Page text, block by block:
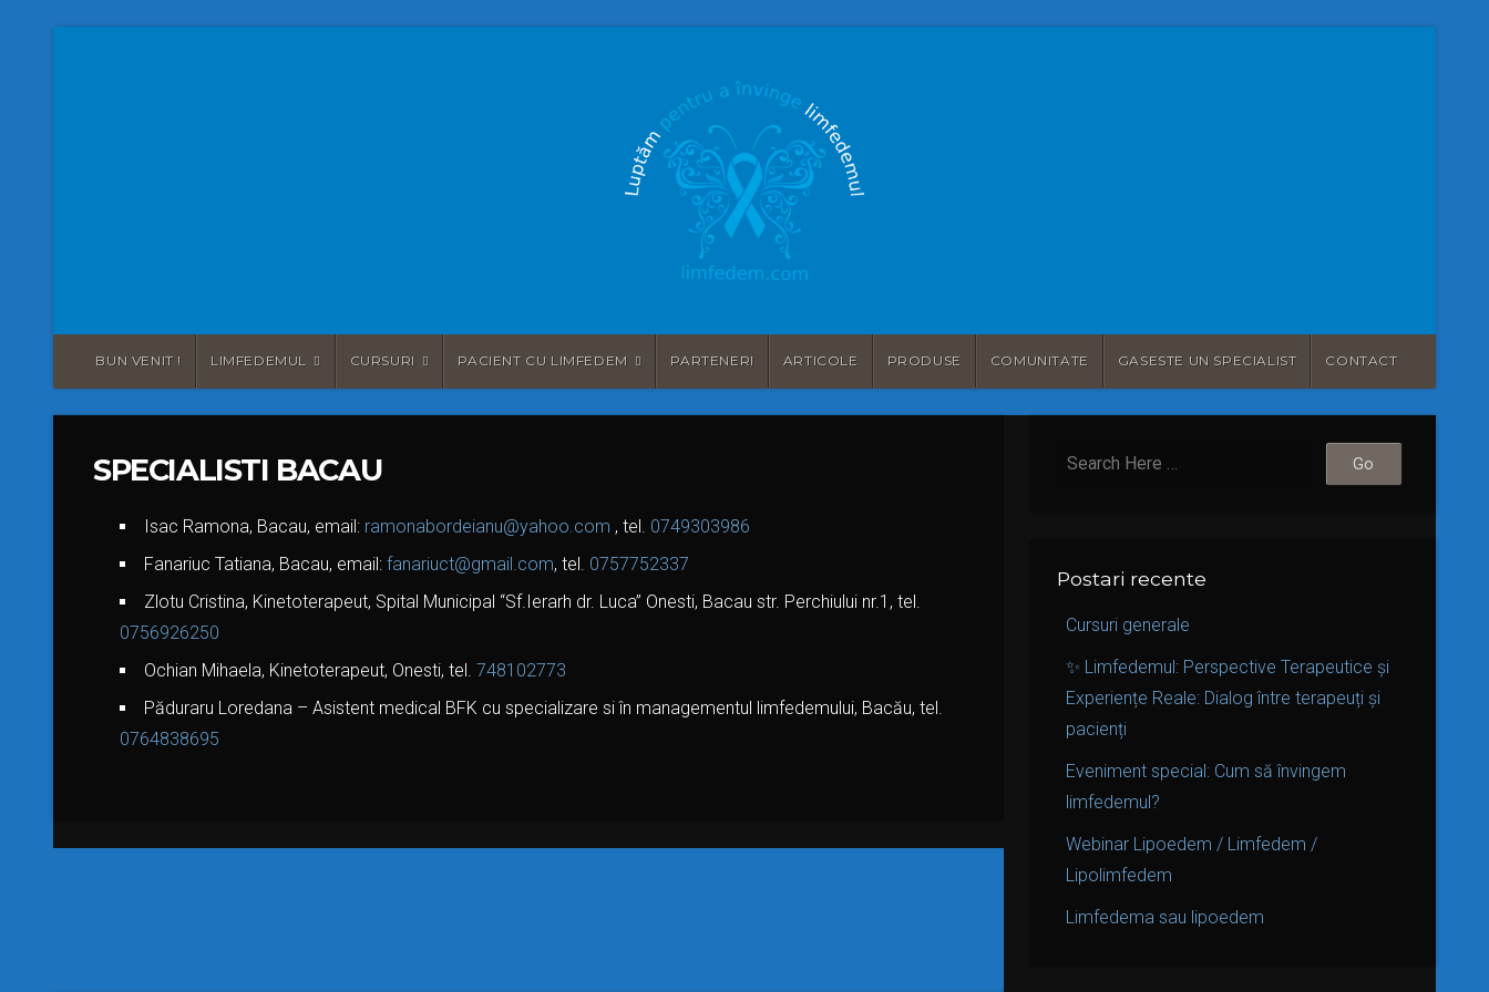
BUN VENIT ! LIMFEDEMUL CURSURI PACIENT CU LIMFEDEM PARTENERI ARTICOLE PRODUSE COMUNITATE GASESTE UN SPECIALIST CONTACT
SPECIALISTI BACAU
Isac Ramona, Bacau, email: ramonabordeianu@yahoo.com , tel. 0749303986
Fanariuc Tatiana, Bacau, email: fanariuct@gmail.com, tel. 0757752337
Zlotu Cristina, Kinetoterapeut, Spital Municipal “Sf.Ierarh dr. Luca” Onesti, Bacau str. Perchiului nr.1, tel.
0756926250
Ochian Mihaela, Kinetoterapeut, Onesti, tel. 748102773
Păduraru Loredana – Asistent medical BFK cu specializare si în managementul limfedemului, Bacău, tel.
0764838695
Postari recente
Cursuri generale
✨ Limfedemul: Perspective Terapeutice și
Experiențe Reale: Dialog între terapeuți și
pacienți
Eveniment special: Cum să învingem
limfedemul?
Webinar Lipoedem / Limfedem /
Lipolimfedem
Limfedema sau lipoedem